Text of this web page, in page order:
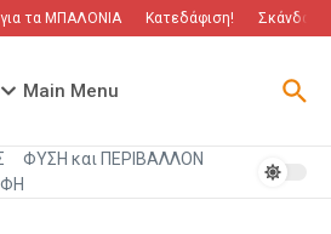
τα ΜΠΑΛΟΝΙΑ Κατεδάφιση! Σκάνδαλο
Main Menu
ΦΥΣΗ και ΠΕΡΙΒΑΛΛΟΝ